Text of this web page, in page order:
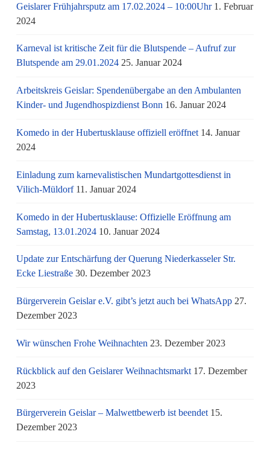
Geislarer Frühjahrsputz am 17.02.2024 – 10:00Uhr 1. Februar
2024
Karneval ist kritische Zeit für die Blutspende – Aufruf zur
Blutspende am 29.01.2024 25. Januar 2024
Arbeitskreis Geislar: Spendenübergabe an den Ambulanten
Kinder- und Jugendhospizdienst Bonn 16. Januar 2024
Komedo in der Hubertusklause offiziell eröffnet 14. Januar
2024
Einladung zum karnevalistischen Mundartgottesdienst in
Vilich-Müldorf 11. Januar 2024
Komedo in der Hubertusklause: Offizielle Eröffnung am
Samstag, 13.01.2024 10. Januar 2024
Update zur Entschärfung der Querung Niederkasseler Str.
Ecke Liestraße 30. Dezember 2023
Bürgerverein Geislar e.V. gibt’s jetzt auch bei WhatsApp 27.
Dezember 2023
Wir wünschen Frohe Weihnachten 23. Dezember 2023
Rückblick auf den Geislarer Weihnachtsmarkt 17. Dezember
2023
Bürgerverein Geislar – Malwettbewerb ist beendet 15.
Dezember 2023